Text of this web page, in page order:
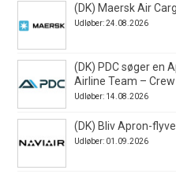
(DK) Maersk Air
Udløber: 24.08.2026
(DK) PDC søger en
Airline Team – Crew
Udløber: 14.08.2026
(DK) Bliv Apron-
Udløber: 01.09.2026